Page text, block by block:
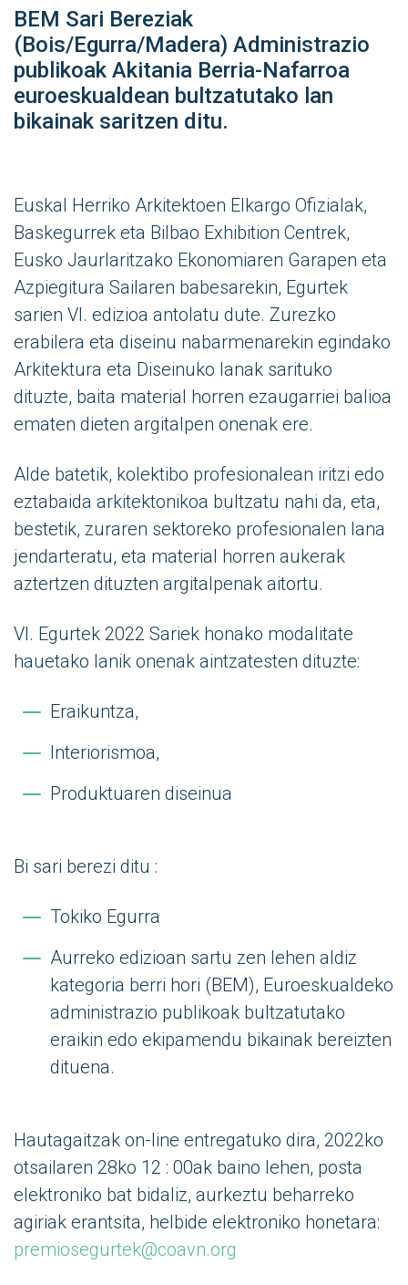
BEM Sari Bereziak
(Bois/Egurra/Madera) Administrazio
publikoak Akitania Berria-Nafarroa
euroeskualdean bultzatutako lan
bikainak saritzen ditu.
Euskal Herriko Arkitektoen Elkargo Ofizialak,
Baskegurrek eta Bilbao Exhibition Centrek,
Eusko Jaurlaritzako Ekonomiaren Garapen eta
Azpiegitura Sailaren babesarekin, Egurtek
sarien VI. edizioa antolatu dute. Zurezko
erabilera eta diseinu nabarmenarekin egindako
Arkitektura eta Diseinuko lanak sarituko
dituzte, baita material horren ezaugarriei balioa
ematen dieten argitalpen onenak ere.
Alde batetik, kolektibo profesionalean iritzi edo
eztabaida arkitektonikoa bultzatu nahi da, eta,
bestetik, zuraren sektoreko profesionalen lana
jendarteratu, eta material horren aukerak
aztertzen dituzten argitalpenak aitortu.
VI. Egurtek 2022 Sariek honako modalitate
hauetako lanik onenak aintzatesten dituzte:
Eraikuntza,
Interiorismoa,
Produktuaren diseinua
Bi sari berezi ditu :
Tokiko Egurra
Aurreko edizioan sartu zen lehen aldiz
kategoria berri hori (BEM), Euroeskualdeko
administrazio publikoak bultzatutako
eraikin edo ekipamendu bikainak bereizten
dituena.
Hautagaitzak on-line entregatuko dira, 2022ko
otsailaren 28ko 12 : 00ak baino lehen, posta
elektroniko bat bidaliz, aurkeztu beharreko
agiriak erantsita, helbide elektroniko honetara:
premiosegurtek@coavn.org